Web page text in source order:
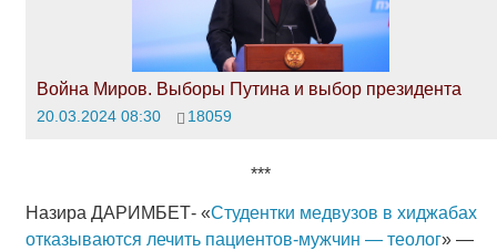
Война Миров. Выборы Путина и выбор президента
20.03.2024 08:30 18059
***
Назира ДАРИМБЕТ- «Студентки медвузов в хиджабах
отказываются лечить пациентов-мужчин — теолог» —